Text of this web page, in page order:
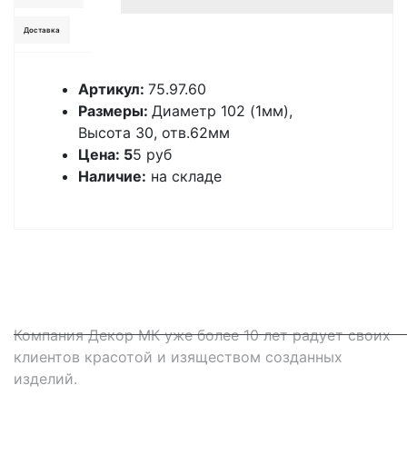
Доставка
Артикул: 75.97.60
Размеры: Диаметр 102 (1мм),
Высота 30, отв.62мм
Цена: 55 руб
Наличие: на складе
Компания Декор МК уже более 10 лет радует своих
клиентов красотой и изяществом созданных
изделий.